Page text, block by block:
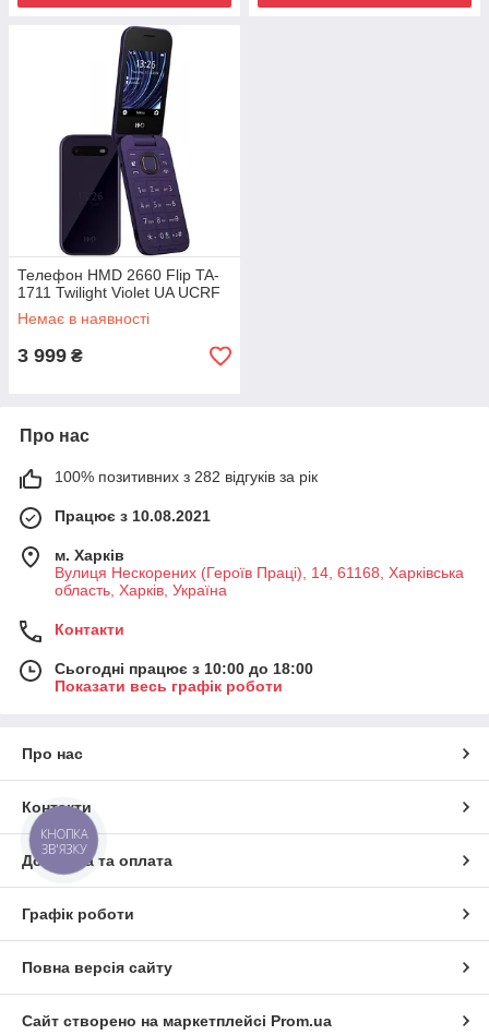
Телефон HMD 2660 Flip TA-
1711 Twilight Violet UA UCRF
Немає в наявності
3 999 ₴
Про нас
100% позитивних з 282 відгуків за рік
Працює з 10.08.2021
м. Харків
Вулиця Нескорених (Героїв Праці), 14, 61168, Харківська
область, Харків, Україна
Контакти
Сьогодні працює з 10:00 до 18:00
Показати весь графік роботи
Про нас
Контакти
Доставка та оплата
Графік роботи
Повна версія сайту
Сайт створено на маркетплейсі Prom.ua
КНОПКА
ЗВ'ЯЗКУ